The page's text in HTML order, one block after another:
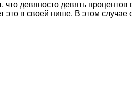
девяносто девять
в своей нише. В этом случае